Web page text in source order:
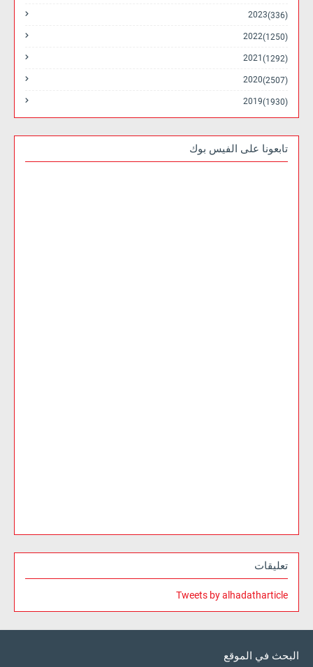
2023 (336)
2022 (1250)
2021 (1292)
2020 (2507)
2019 (1930)
تابعونا على الفيس بوك
تعليقات
Tweets by alhadatharticle
البحث في الموقع